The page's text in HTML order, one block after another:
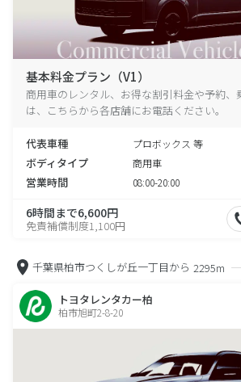
基本料金プラン（V1）
商用車のレンタル、お得な割引料金や予約
は、こちらから各店舗にお電話ください。
代表車種 プロボックス 等
ボディタイプ 商用車
営業時間 08:00-20:00
6時間まで6,600円
免責補償制度1,100円
千葉県柏市つくしが丘一丁目から 2295m
トヨタレンタカー柏
柏市旭町2-8-20